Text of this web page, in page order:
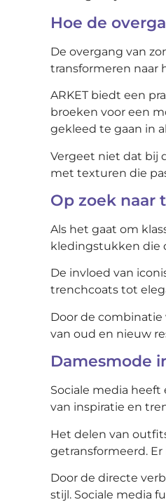
Hoe de
De overgang van
transformeren naar
ARKET biedt een
broeken voor een
gekleed te gaan in
Vergeet niet dat bij
met texturen die
Op zoek naar
Als het gaat om
kledingstukken die
De invloed van
trenchcoats tot
Door de
van oud en nieuw
Damesmode
Sociale media
van inspiratie en
Het delen van
getransformeerd.
Door de directe
stijl. Sociale media